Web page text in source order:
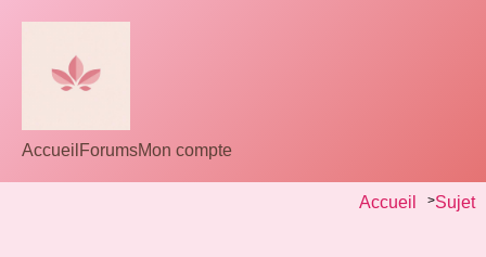
Accueil ForumsMon compte
Accueil >Sujet